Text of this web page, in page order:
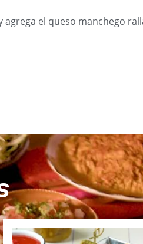
agrega el queso manchego